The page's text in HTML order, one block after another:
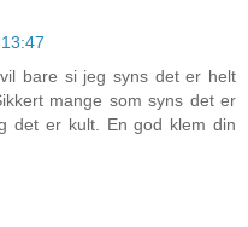
bare si jeg syns det er helt
mange som syns det er
det er kult. En god klem din